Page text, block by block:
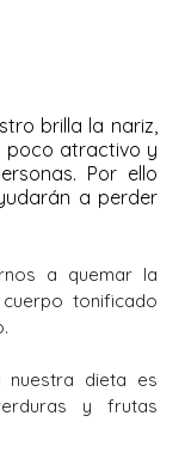
brilla la nariz,
poco atractivo y
Por ello
a perder
a quemar la
tonificado
nuestra dieta es
y frutas